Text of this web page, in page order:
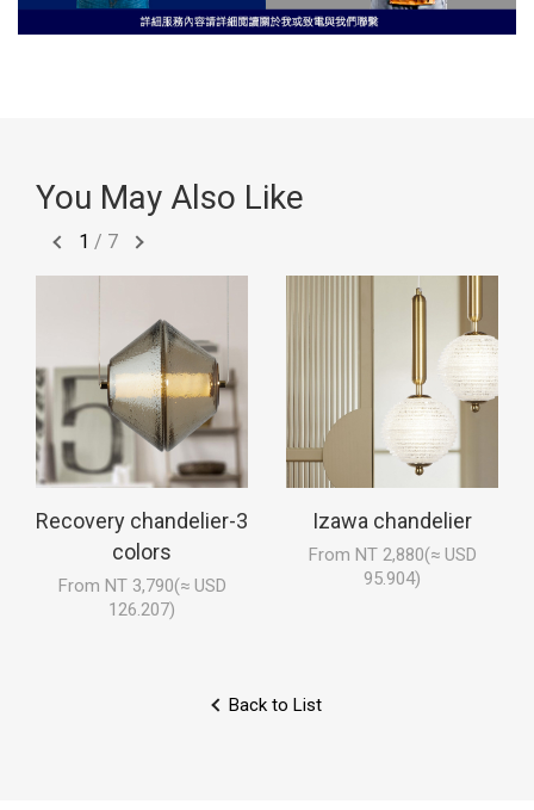
You May Also Like
1 / 7
Recovery chandelier-3
colors
From NT 3,790(≈ USD
126.207)
Izawa chandelier
From NT 2,880(≈ USD
95.904)
Back to List